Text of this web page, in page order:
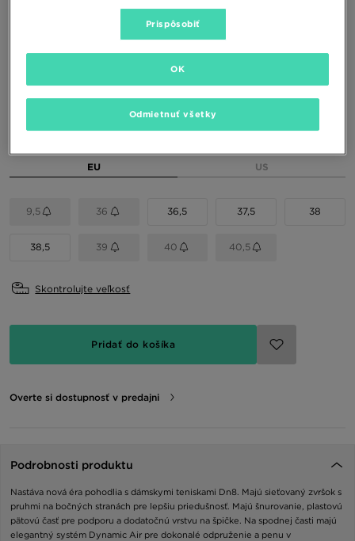
Dostupné Farby
EU US
9,5 36 36,5 37,5 38
38,5 39 40 40,5
Skontrolujte veľkosť
Pridať do košíka
Overte si dostupnosť v predajni
Podrobnosti produktu
Nastáva nová éra pohodlia s dámskymi teniskami Dn8. Majú sieťovaný zvršok s
pruhmi na bočných stranách pre lepšiu priedušnosť. Majú šnurovanie, plastovú
pätovú časť pre podporu a dodatočnú vrstvu na špičke. Na spodnej časti majú
elegantný systém Dynamic Air pre dokonalé odpruženie a penu v
Prispôsobiť
Odmietnuť všetky
OK